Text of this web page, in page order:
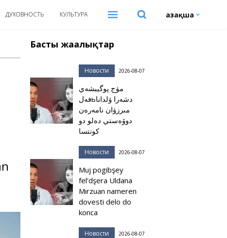
ДУХОВНОСТЬ КУЛЬТУРА Қазақша
Басты жаңалықтар
Новости 2026-08-07
مۋج پوگيبشەي
فەلьدشەرا ۋلدانا
مىرزۋان نامەرەن
دوۆەستي دەلو دو
كونتسا
Новости 2026-08-07
Muj pogibşey
fel'dşera Uldana
Mırzuan nameren
dovesti delo do
konca
Новости 2026-08-07